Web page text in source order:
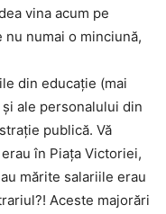
vina acum pe
numai o minciună,
din educație (mai
ale personalului din
publică. Vă
în Piața Victoriei,
mărite salariile erau
Aceste majorări